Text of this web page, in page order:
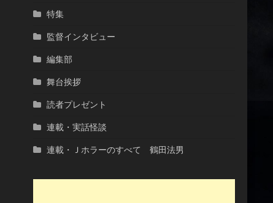
特集
監督インタビュー
編集部
舞台挨拶
読者プレゼント
連載・実話怪談
連載・Ｊホラーのすべて 鶴田法男